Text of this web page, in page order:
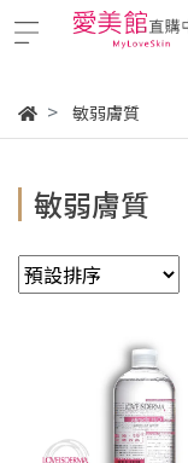
敏弱膚質
敏弱膚質